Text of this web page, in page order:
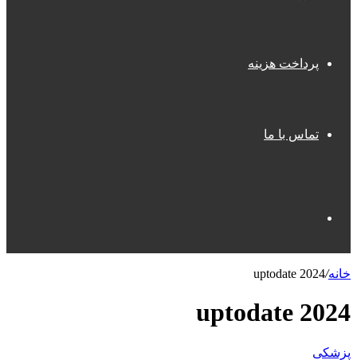
پرداخت هزینه
تماس با ما
خانه/
uptodate 2024
uptodate 2024
پزشکی